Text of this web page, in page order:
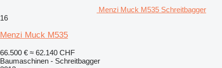
Menzi Muck M535 Schreitbagger
16
Menzi Muck M535
66.500 € ≈ 62.140 CHF
Baumaschinen - Schreitbagger